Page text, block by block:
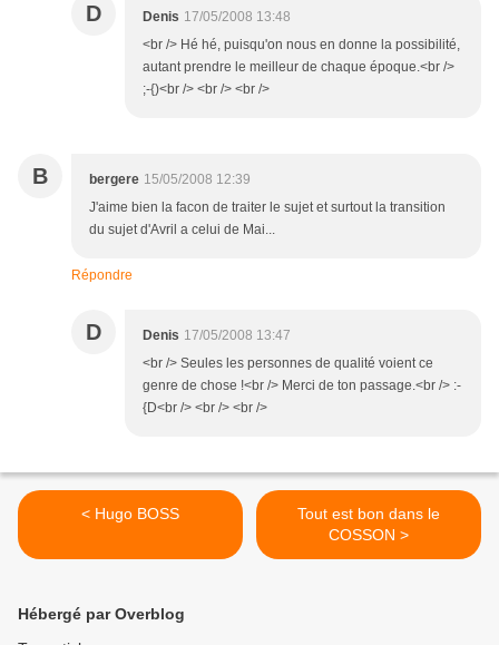
D Denis 17/05/2008 13:48
<br /> Hé hé, puisqu'on nous en donne la possibilité,
autant prendre le meilleur de chaque époque.<br />
;-{)<br /> <br /> <br />
B bergere 15/05/2008 12:39
J'aime bien la facon de traiter le sujet et surtout la transition
du sujet d'Avril a celui de Mai...
Répondre
D Denis 17/05/2008 13:47
<br /> Seules les personnes de qualité voient ce
genre de chose !<br /> Merci de ton passage.<br /> :-
{D<br /> <br /> <br />
< Hugo BOSS
Tout est bon dans le
COSSON >
Hébergé par Overblog